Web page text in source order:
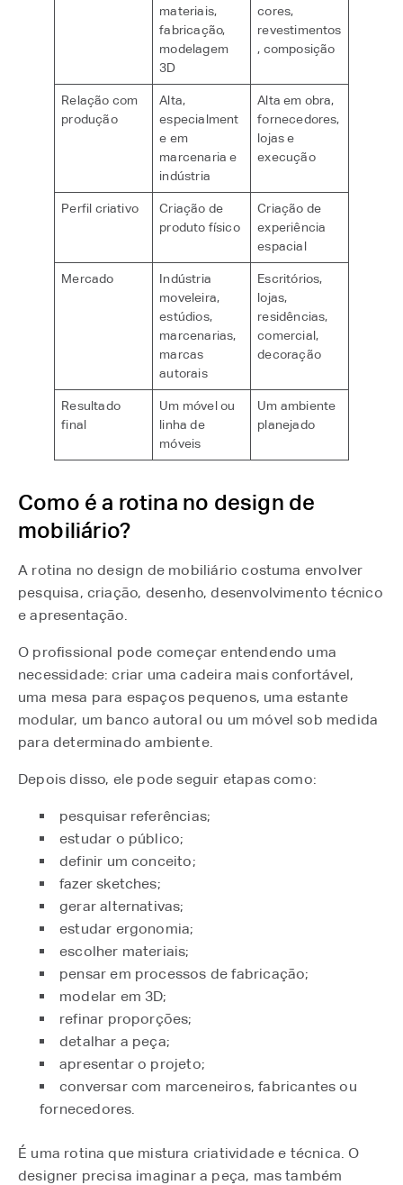
materiais,
fabricação,
modelagem
3D
cores,
revestimentos
, composição
Relação com
produção
Alta,
especialment
e em
marcenaria e
indústria
Alta em obra,
fornecedores,
lojas e
execução
Perfil criativo
Criação de
produto físico
Criação de
experiência
espacial
Mercado
Indústria
moveleira,
estúdios,
marcenarias,
marcas
autorais
Escritórios,
lojas,
residências,
comercial,
decoração
Resultado
final
Um móvel ou
linha de
móveis
Um ambiente
planejado
Como é a rotina no design de
mobiliário?
A rotina no design de mobiliário costuma envolver
pesquisa, criação, desenho, desenvolvimento técnico
e apresentação.
O profissional pode começar entendendo uma
necessidade: criar uma cadeira mais confortável,
uma mesa para espaços pequenos, uma estante
modular, um banco autoral ou um móvel sob medida
para determinado ambiente.
Depois disso, ele pode seguir etapas como:
pesquisar referências;
estudar o público;
definir um conceito;
fazer sketches;
gerar alternativas;
estudar ergonomia;
escolher materiais;
pensar em processos de fabricação;
modelar em 3D;
refinar proporções;
detalhar a peça;
apresentar o projeto;
conversar com marceneiros, fabricantes ou
fornecedores.
É uma rotina que mistura criatividade e técnica. O
designer precisa imaginar a peça, mas também